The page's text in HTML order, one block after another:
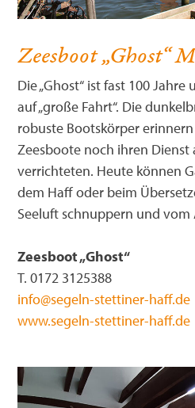
Angeln
Geführte Touren
Torgelow
Satzung
Presse
Impressum
Kontakt
Eggesin
Pasewalk
Gemeinden am Haff
Zeesboot „Ghost“
Die „Ghost“ ist fast 100
auf „große Fahrt“. Die
robuste Bootskörper
Zeesboote noch ihren Dienst
verrichteten. Heute können
dem Haff oder beim
Seeluft schnuppern und vom
Zeesboot „Ghost“
T. 0172 3125388
info@segeln-stettiner-haff.de
www.segeln-stettiner-haff.de